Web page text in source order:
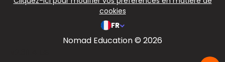
cookies
FR
Nomad Education © 2026